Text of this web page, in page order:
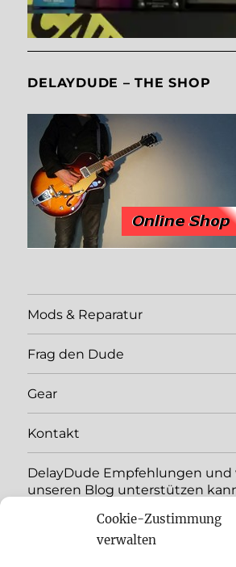
Cookie-Zustimmung
verwalten
DELAYDUDE – THE SHOP
Mods & Reparatur
Frag den Dude
Gear
Kontakt
DelayDude Empfehlungen und
unseren Blog unterstützen